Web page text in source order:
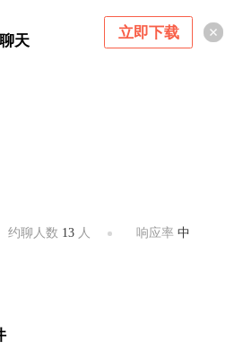
天 立即下载
约聊人数 13人 响应率 中